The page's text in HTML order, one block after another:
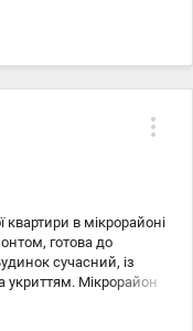
квартири в мікрорайоні
готова до
сучасний, із
укриттям. Мікрорайон
відділення